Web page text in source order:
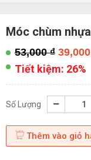
Móc chùm
53,000₫39,000
Tiết kiệm: 26%
Số Lượng
Thêm vào giỏ